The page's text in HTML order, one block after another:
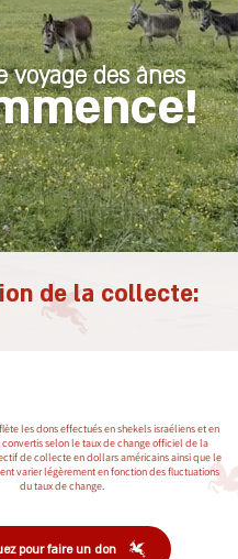
voyage des ânes
de la collecte:
pour faire un don
les dons effectués en shekels israéliens et en
selon le taux de change officiel de la
de collecte en dollars américains ainsi que le
varier légèrement en fonction des fluctuations
du taux de change.